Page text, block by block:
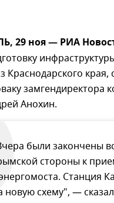
29 ноя — РИА
Краснодарского
Анохин.
были закончены
стороны к
Станция
новую схему", —